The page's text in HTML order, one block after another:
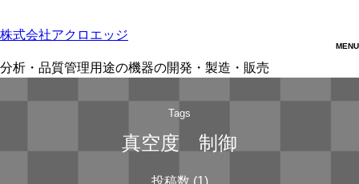
株式会社アクロエッジ
分析・品質管理用途の機器の開発・製造・販売
Tags
真空度 制御